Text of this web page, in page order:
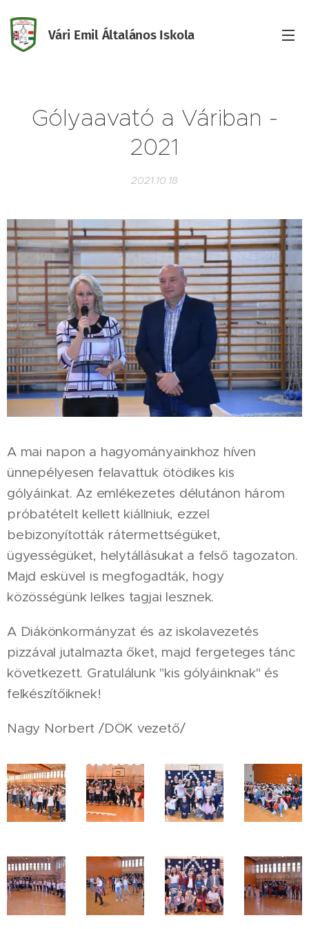
Vári Emil Általános Iskola
Gólyaavató a Váriban -
2021
2021.10.18
A mai napon a hagyományainkhoz híven
ünnepélyesen felavattuk ötödikes kis
gólyáinkat. Az emlékezetes délutánon három
próbatételt kellett kiállniuk, ezzel
bebizonyították rátermettségüket,
ügyességüket, helytállásukat a felső tagozaton.
Majd esküvel is megfogadták, hogy
közösségünk lelkes tagjai lesznek.
A Diákönkormányzat és az iskolavezetés
pizzával jutalmazta őket, majd fergeteges tánc
következett. Gratulálunk "kis gólyáinknak" és
felkészítőiknek!
Nagy Norbert /DÖK vezető/